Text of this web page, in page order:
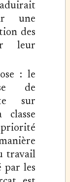
une
des
leur
: le
de
sur
travail
par les